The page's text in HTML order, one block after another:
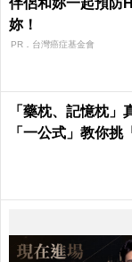
伴侶和妳一起預防
妳！
PR．台灣癌症基金會
「藥枕、記憶枕」
「一公式」教你挑